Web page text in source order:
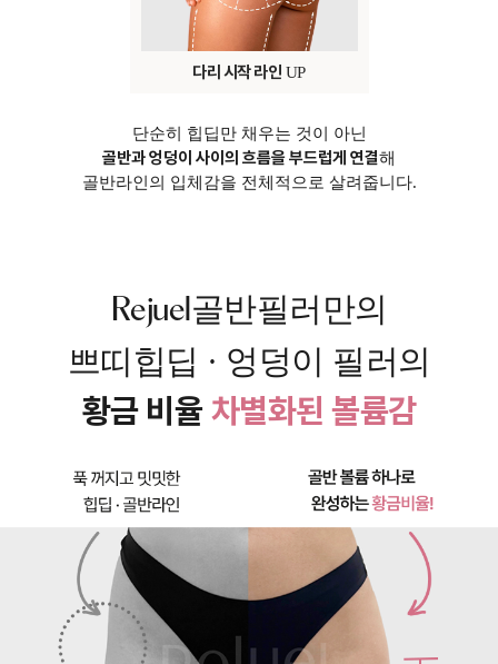
다리 시작 라인 UP
단순히 힙딥만 채우는 것이 아닌
골반과 엉덩이 사이의 흐름을 부드럽게 연결해
골반라인의 입체감을 전체적으로 살려줍니다.
Rejuel 골반필러만의
쁘띠힙딥 · 엉덩이 필러의
황금 비율 차별화된 볼륨감